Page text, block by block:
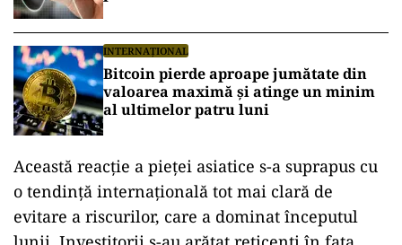
INTERNAȚIONAL
Bitcoin pierde aproape jumătate din
valoarea maximă și atinge un minim
al ultimelor patru luni
Această reacție a pieței asiatice s-a suprapus cu
o tendință internațională tot mai clară de
evitare a riscurilor, care a dominat începutul